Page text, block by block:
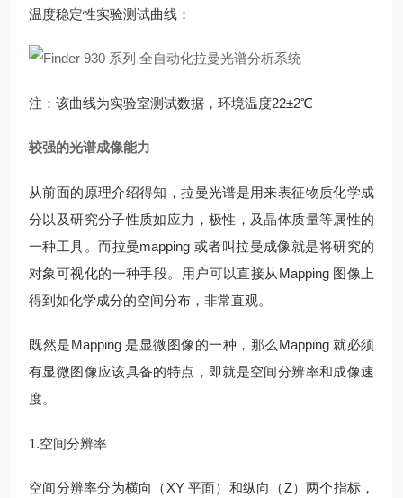
温度稳定性实验测试曲线：
注：该曲线为实验室测试数据，环境温度22±2℃
较强的光谱成像能力
从前面的原理介绍得知，拉曼光谱是用来表征物质化学成
分以及研究分子性质如应力，极性，及晶体质量等属性的
一种工具。而拉曼mapping 或者叫拉曼成像就是将研究的
对象可视化的一种手段。用户可以直接从Mapping 图像上
得到如化学成分的空间分布，非常直观。
既然是Mapping 是显微图像的一种，那么Mapping 就必须
有显微图像应该具备的特点，即就是空间分辨率和成像速
度。
1.空间分辨率
空间分辨率分为横向（XY 平面）和纵向（Z）两个指标，